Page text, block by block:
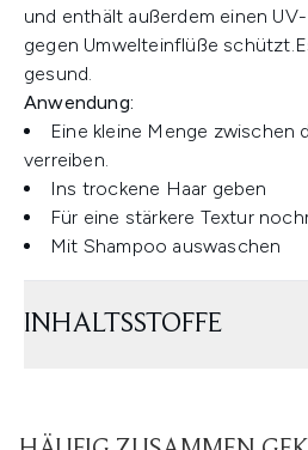
und enthält außerdem einen
gegen Umwelteinflüße
gesund.
Anwendung:
Eine kleine Menge zwischen
verreiben.
Ins trockene Haar geben
Für eine stärkere Textur
Mit Shampoo auswaschen
INHALTSSTOFFE